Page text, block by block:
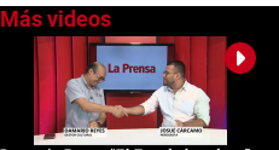
of
minutes,
seconds